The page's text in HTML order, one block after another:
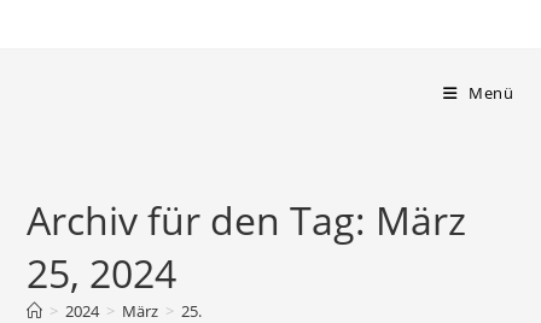
Menü
Archiv für den Tag: März
25, 2024
> 2024 > März > 25.